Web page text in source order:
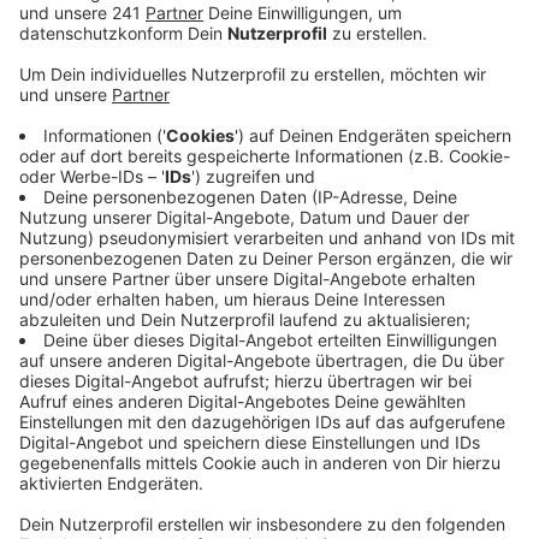
Anzeige
Die drei Männer sollen unter anderem als Anheizer und
Trommler in der BayArena eine verbotene Pyro-
Choreographie gezündet und dabei mehrere Menschen
verletzt haben. Laut Anklegeschrift wollte der
Fanclub sein Jubiläum feiern. Die Pyro-Choreographie
wurde beim Heimspiel gegen Mönchengladbach im
Januar 2017 gezündet. Drei Unbeteiligte wurden dabei
verletzt. Auch Bayer 04 selbst hatte wegen der
Krawalle 15.000 Euro Strafe zahlen müssen. Die
Angeklagten sind unter anderem wegen gefährlicher
Körperverletzung angeklagt. Das Strafmaß reicht von
6 Monaten bis zu zehn Jahren. Der Prozess um die drei
Männer war im Sommer 2018 schon einmal gestartet
– die Anwälte hatten jedoch Akteneinsicht gefordert,
seitdem ist den Prozess immer wieder verschoben